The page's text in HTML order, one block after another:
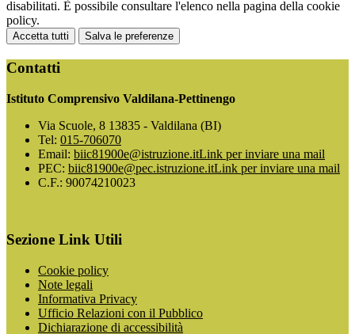
disabilitati. È possibile consultare l'elenco nella pagina della cookie
policy.
Accetta tutti Salva le preferenze
Contatti
Istituto Comprensivo Valdilana-Pettinengo
Via Scuole, 8 13835 - Valdilana (BI)
Tel: 015-706070
Email: biic81900e@istruzione.itLink per inviare una mail
PEC: biic81900e@pec.istruzione.itLink per inviare una mail
C.F.: 90074210023
Sezione Link Utili
Cookie policy
Note legali
Informativa Privacy
Ufficio Relazioni con il Pubblico
Dichiarazione di accessibilità